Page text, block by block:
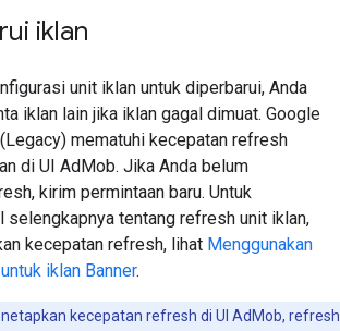
iklan
unit iklan untuk diperbarui, Anda
iklan lain jika iklan gagal dimuat. Google
mematuhi kecepatan refresh
di UI AdMob. Jika Anda belum
kirim permintaan baru. Untuk
selengkapnya tentang refresh unit iklan,
kecepatan refresh, lihat Menggunakan
iklan Banner.
kecepatan refresh di UI AdMob, refresh